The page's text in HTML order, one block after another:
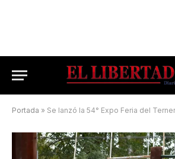
Portada » Se lanzó la 54° Expo Feria del